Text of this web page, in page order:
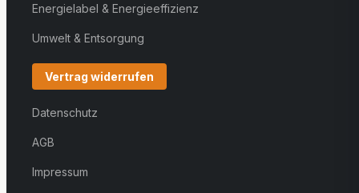
Energielabel & Energieeffizienz
Umwelt & Entsorgung
Vertrag widerrufen
Datenschutz
AGB
Impressum